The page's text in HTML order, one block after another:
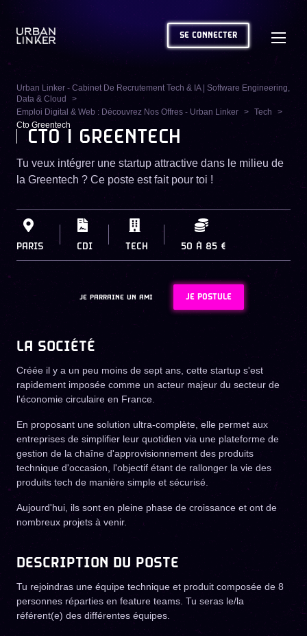
SE CONNECTER
Urban Linker - Cabinet De Recrutement Tech & IA | Software Engineering,
Data & Cloud
Emploi Digital & Web : Découvrez Nos Offres - Urban Linker
Tech
Cto Greentech
CTO | GREENTECH
Tu veux intégrer une startup attractive dans le milieu de
la Greentech ? Ce poste est fait pour toi !
PARIS CDI TECH 50 À 85 €
JE PARRAINE UN AMI JE POSTULE
LA SOCIÉTÉ
Créée il y a un peu moins de sept ans, cette startup s'est
rapidement imposée comme un acteur majeur du secteur de
l'économie circulaire en France.
En proposant une solution ultra-complète, elle permet aux
entreprises de simplifier leur quotidien via une plateforme de
gestion de la chaîne d'approvisionnement des produits
technique d'occasion, l'objectif étant de rallonger la vie des
produits tech de manière simple et sécurisé.
Aujourd'hui, ils sont en pleine phase de croissance et ont de
nombreux projets à venir.
DESCRIPTION DU POSTE
Tu rejoindras une équipe technique et produit composée de 8
personnes réparties en feature teams. Tu seras le/la
référent(e) des différentes équipes.